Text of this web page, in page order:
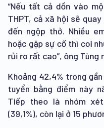
“Nếu tất cả dồn vào
THPT, cả xã hội sẽ
đến ngộp thở. Nhiều
hoặc gặp sự cố thì coi
rủi ro rất cao”, ông Tùng
Khoảng 42,4% trong
tuyển bằng điểm này
Tiếp theo là nhóm
(39,1%), còn lại ở 15